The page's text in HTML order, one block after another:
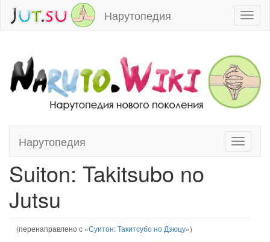
Нарутопедия
Toggle
Нарутопедия
Перейти к:навигация,поиск
Suiton: Takitsubo no
Jutsu
(перенаправлено с «Суитон: Такитсубо но Дзюцу»)